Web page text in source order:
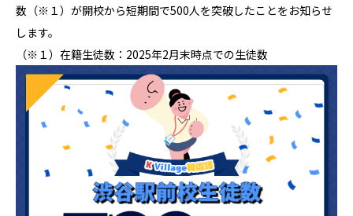
数（※１）が開校から短期間で500人を突破したことをお知らせ
します。
（※１）在籍生徒数：2025年2月末時点での生徒数